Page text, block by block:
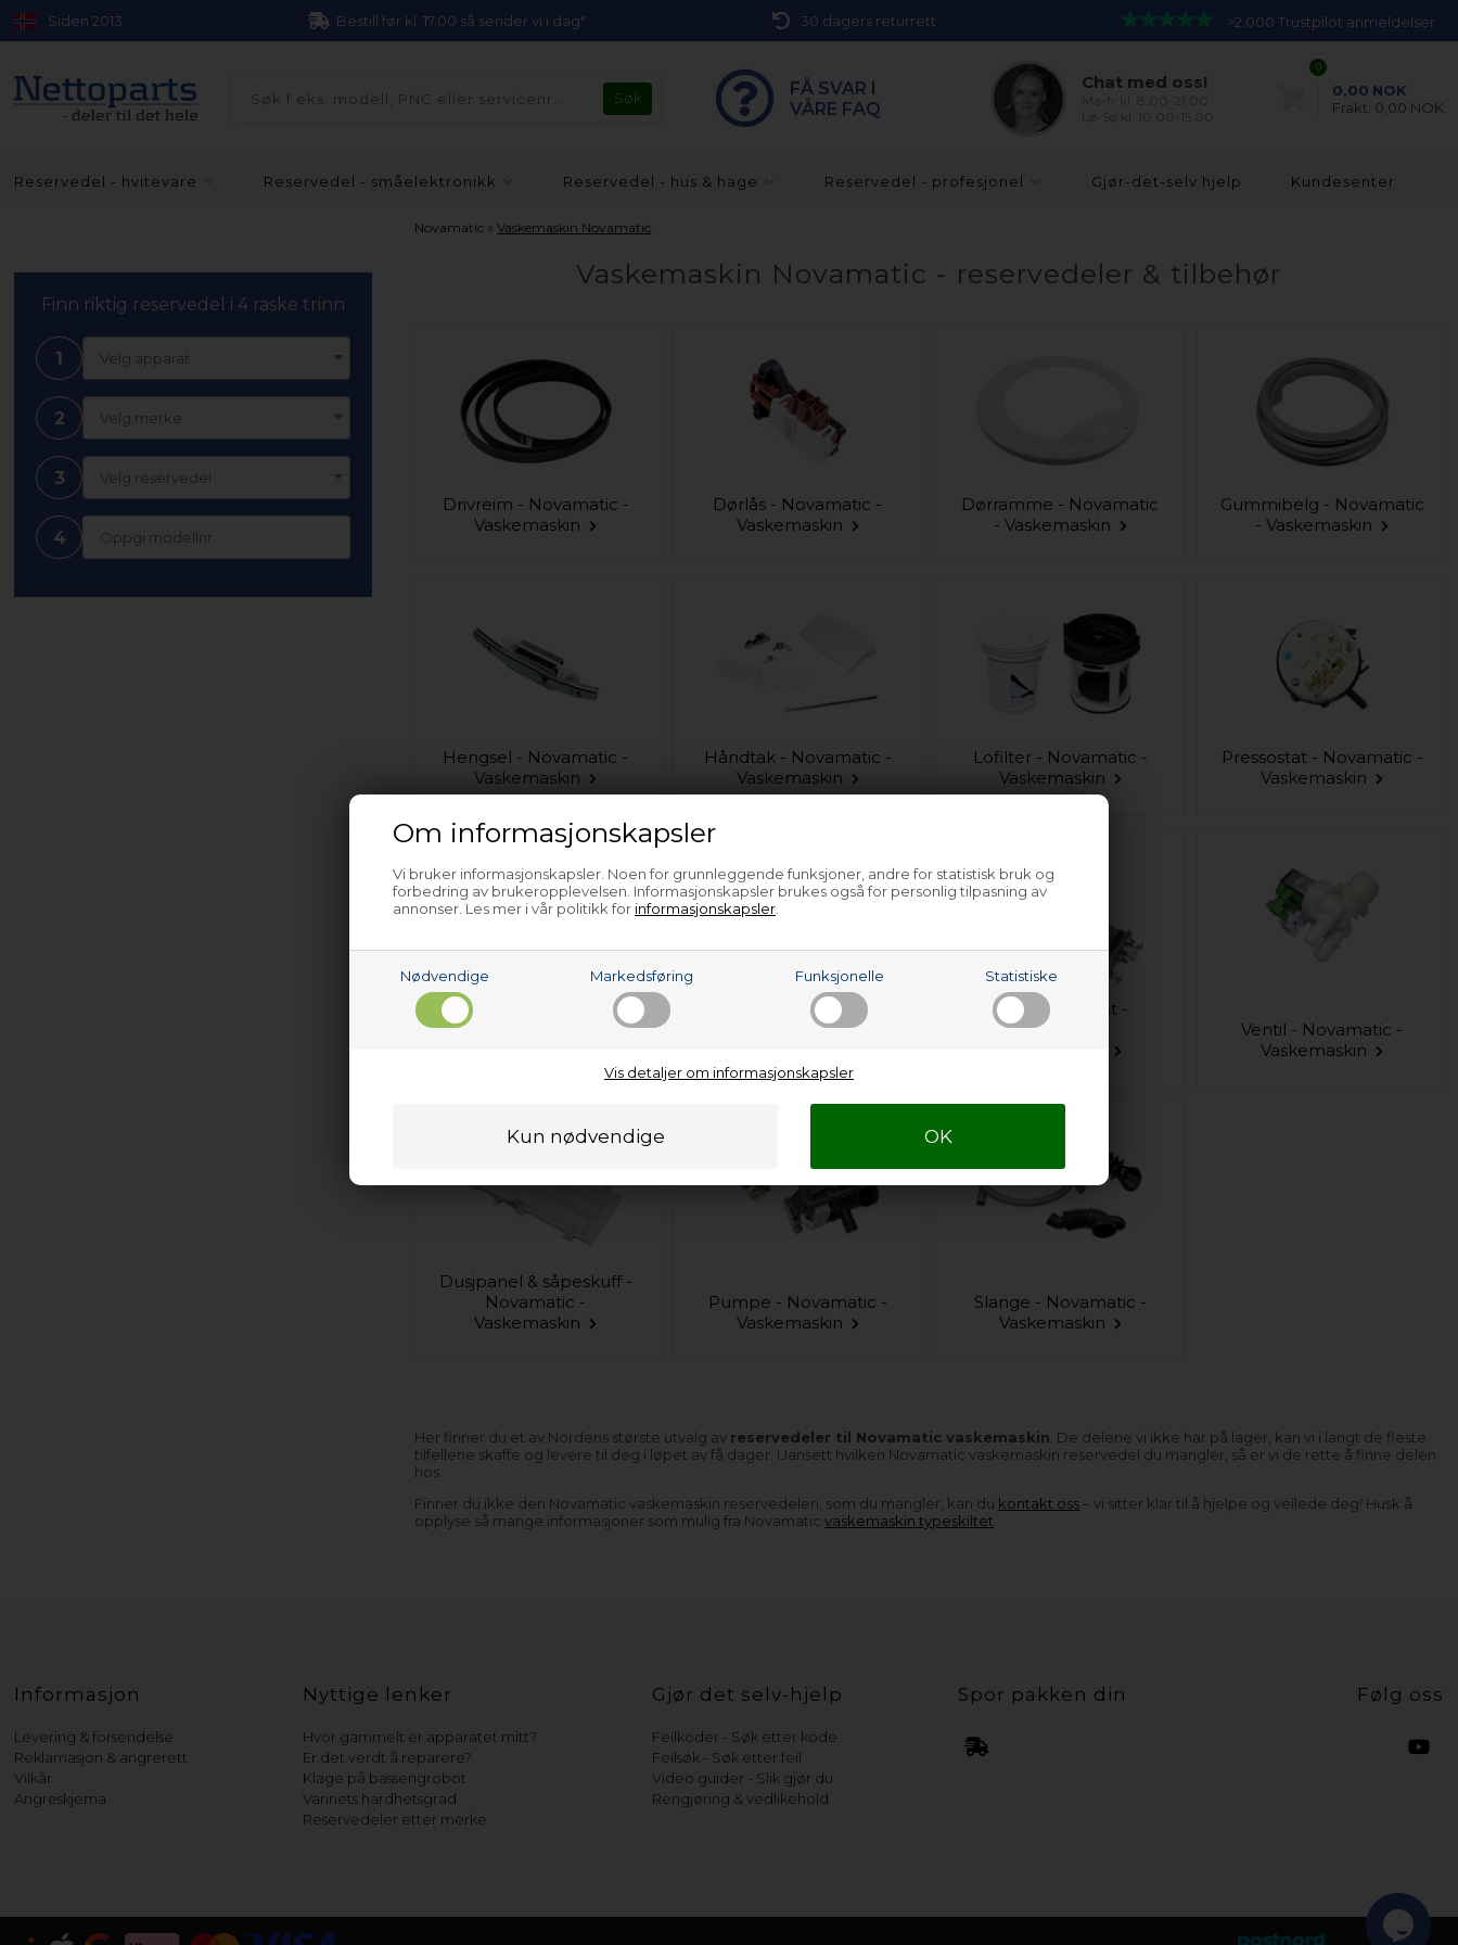
Om informasjonskapsler
Vi bruker informasjonskapsler. Noen for grunnleggende funksjoner, andre for statistisk bruk og
forbedring av brukeropplevelsen. Informasjonskapsler brukes også for personlig tilpasning av
annonser. Les mer i vår politikk for informasjonskapsler
Nødvendige Markedsføring Funksjonelle Statistiske
Vis detaljer om informasjonskapsler
Siden 2013 Bestill før kl. 17.00 så sender vi i dag* 30 dagers returrett >2.000 Trustpilot anmeldelser
FÅ SVAR I
VÅRE FAQ
Chat med oss!
0
0,00 NOK
Frakt: 0,00 NOK
Reservedel - hvitevare Reservedel - småelektronikk Reservedel - hus & hage Reservedel - profesjonel Gjør-det-selv hjelp Kundesenter
Finn riktig reservedel i 4 raske trinn
1 Velg apparat
2 Velg merke
3 Velg reservedel
4
Novamatic »Vaskemaskin Novamatic
Vaskemaskin Novamatic - reservedeler & tilbehør
Drivreim - Novamatic -
Vaskemaskin
Dørlås - Novamatic -
Vaskemaskin
Dørramme - Novamatic
- Vaskemaskin
Gummibelg - Novamatic
- Vaskemaskin
Hengsel - Novamatic -
Vaskemaskin
Håndtak - Novamatic -
Vaskemaskin
Lofilter - Novamatic -
Vaskemaskin
Pressostat - Novamatic -
Vaskemaskin
Valk - Novamatic -
Varmeelement -
Novamatic -
Ventil - Novamatic -
Vaskemaskin
Dusjpanel & såpeskuff -
Novamatic -
Vaskemaskin
Pumpe - Novamatic -
Vaskemaskin
Slange - Novamatic -
Vaskemaskin
Her finner du et av Nordens største utvalg av reservedeler til Novamatic vaskemaskin . De delene vi ikke har på lager, kan vi i langt de fleste
tilfellene skaffe og levere til deg i løpet av få dager. Uansett hvilken Novamatic vaskemaskin reservedel du mangler, så er vi de rette å finne delen
hos.
Finner du ikke den Novamatic vaskemaskin reservedelen, som du mangler, kan du kontakt oss– vi sitter klar til å hjelpe og veilede deg! Husk å
opplyse så mange informasjoner som mulig fra Novamaticvaskemaskin typeskiltet
Informasjon
Levering & forsendelse
Reklamasjon & angrerett
Vilkår
Angreskjema
Nyttige lenker
Hvor gammelt er apparatet mitt?
Er det verdt å reparere?
Klage på bassengrobot
Vannets hardhetsgrad
Reservedeler etter merke
Gjør det selv-hjelp
Feilkoder - Søk etter kode
Feilsøk - Søk etter feil
Video guider - Slik gjør du
Rengjøring & vedlikehold
Spor pakken din Følg oss